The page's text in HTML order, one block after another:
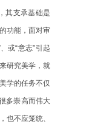
其支承基础是
功能，面对审
或“意志”引起
研究美学，就
学的任务不仅
多崇高而伟大
也不应笼统、